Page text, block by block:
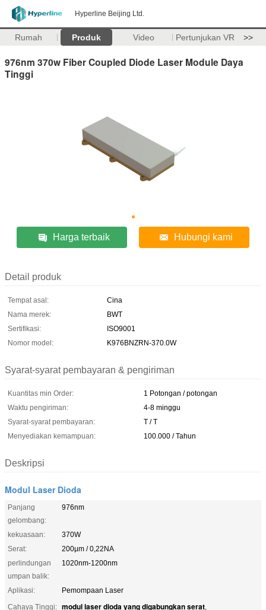
Hyperline Beijing Ltd.
Rumah Produk Video Pertunjukan VR >>
976nm 370w Fiber Coupled Diode Laser Module Daya
Tinggi
Harga terbaik Hubungi kami
Detail produk
Tempat asal:
Cina
Nama merek:
BWT
Sertifikasi:
ISO9001
Nomor model:
K976BNZRN-370.0W
Syarat-syarat pembayaran & pengiriman
Kuantitas min Order:
1 Potongan / potongan
Waktu pengiriman:
4-8 minggu
Syarat-syarat pembayaran:
T / T
Menyediakan kemampuan:
100.000 / Tahun
Deskripsi
Modul Laser Dioda
Panjang
gelombang:
976nm
kekuasaan:
370W
Serat:
200µm / 0,22NA
perlindungan
umpan balik:
1020nm-1200nm
Aplikasi:
Pemompaan Laser
Cahaya Tinggi: modul laser dioda yang digabungkan serat,